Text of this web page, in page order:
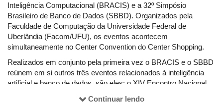
Inteligência Computacional (BRACIS) e a 32º Simpósio
Brasileiro de Banco de Dados (SBBD). Organizados pela
Faculdade de Computação da Universidade Federal de
Uberlândia (Facom/UFU), os eventos acontecem
simultaneamente no Center Convention do Center Shopping.
Realizados em conjunto pela primeira vez o BRACIS e o SBBD
reúnem em si outros três eventos relacionados à inteligência
artificial e banco de dados, são eles: o XIV Encontro Nacional
Symposium in Information and Human Language Technology e
Continuar lendo